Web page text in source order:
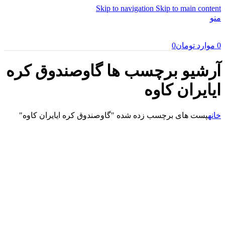
Skip to navigation Skip to main content
منو
0 موارد تومان0
آرشیو برچسب ها گاوصندوق کره
ایایران کاوه
خانهپست های برچسب زده شده "گاوصندوق کره ایایران کاوه"